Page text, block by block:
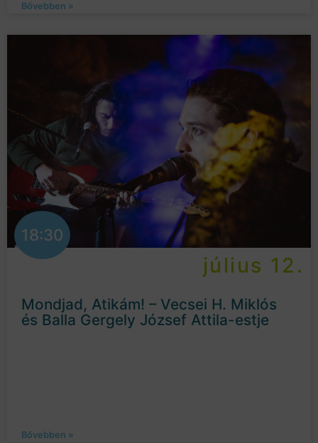
Bővebben »
18:30
július 12.
Mondjad, Atikám! – Vecsei H. Miklós
és Balla Gergely József Attila-estje
Bővebben »